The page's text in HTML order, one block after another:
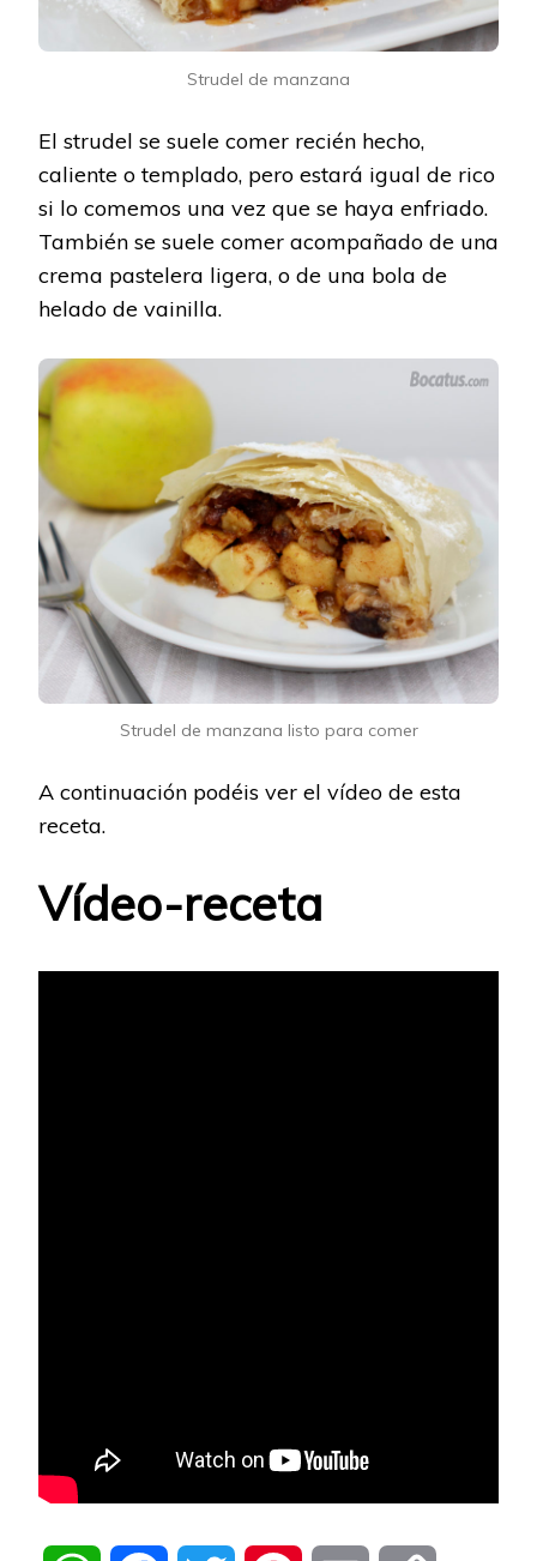
Strudel de manzana
El strudel se suele comer recién hecho,
caliente o templado, pero estará igual de rico
si lo comemos una vez que se haya enfriado.
También se suele comer acompañado de una
crema pastelera ligera, o de una bola de
helado de vainilla.
Strudel de manzana listo para comer
A continuación podéis ver el vídeo de esta
receta.
Vídeo-receta